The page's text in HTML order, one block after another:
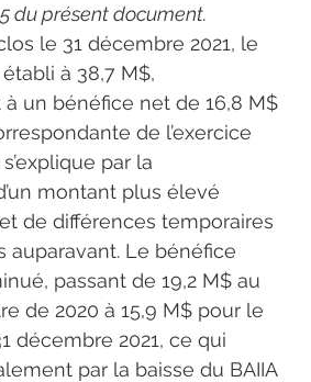
5 du présent document.
le 31 décembre 2021, le
à 38,7 M$,
un bénéfice net de 16,8 M$
de l’exercice
par la
montant plus élevé
de différences temporaires
auparavant. Le bénéfice
passant de 19,2 M$ au
de 2020 à 15,9 M$ pour le
décembre 2021, ce qui
par la baisse du BAIIA